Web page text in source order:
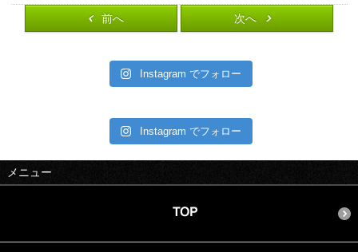
前へ 次へ
Instagram でフォロー
Instagram でフォロー
メニュー